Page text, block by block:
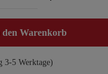
Warenkorb
3-5 Werktage)